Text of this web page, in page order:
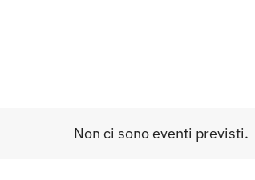
Non ci sono eventi previsti.